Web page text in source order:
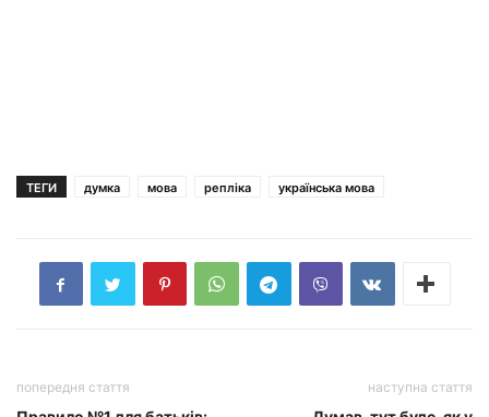
ТЕГИ думка мова репліка українська мова
попередня стаття наступна стаття